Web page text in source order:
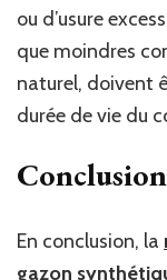
ou d’usure
que moindres
naturel, doivent
durée de vie du
Conclusion
En conclusion, la
gazon